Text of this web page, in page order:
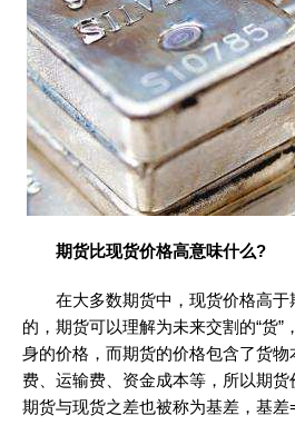
期货比现货价格高意味什么?
在大多数期货中，现货价格高于
的，期货可以理解为未来交割的“货”
身的价格，而期货的价格包含了货
费、运输费、资金成本等，所以期货
期货与现货之差也被称为基差，基差